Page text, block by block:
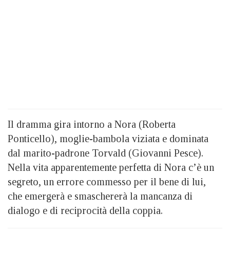
Il dramma gira intorno a Nora (Roberta
Ponticello), moglie-bambola viziata e dominata
dal marito-padrone Torvald (Giovanni Pesce).
Nella vita apparentemente perfetta di Nora c’è un
segreto, un errore commesso per il bene di lui,
che emergerà e smaschererà la mancanza di
dialogo e di reciprocità della coppia.